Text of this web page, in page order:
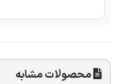
محصولات مشابه